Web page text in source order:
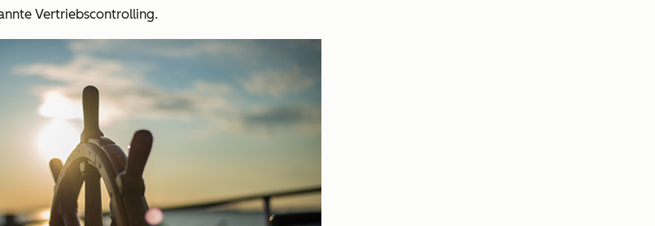
Vertriebscontrolling.